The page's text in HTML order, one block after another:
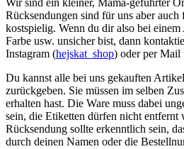
Wir sind ein kleiner, Mama-geführter
Rücksendungen sind für uns aber
kostspielig. Wenn du dir also bei
Farbe usw. unsicher bist, dann
Instagram (hejskat_shop) oder per Mail
Du kannst alle bei uns gekauften
zurückgeben. Sie müssen im selben
erhalten hast. Die Ware muss dabei
sein, die Etiketten dürfen nicht entfernt
Rücksendung sollte erkenntlich sein,
durch deinen Namen oder die